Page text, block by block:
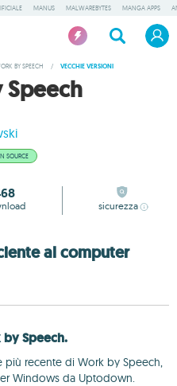
MANUS MALWAREBYTES MANGA APPS
BY SPEECH / VECCHIE VERSIONI
SOURCE
sicurezza
al computer
Speech.
più recente di Work by Speech,
Windows da Uptodown.